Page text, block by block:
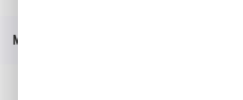
Menüü